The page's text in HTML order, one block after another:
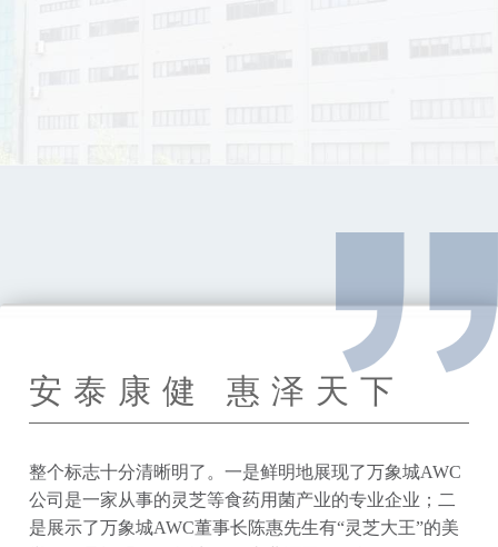
安泰康健 惠泽天下
整个标志十分清晰明了。一是鲜明地展现了万象城AWC
公司是一家从事的灵芝等食药用菌产业的专业企业；二
是展示了万象城AWC董事长陈惠先生有“灵芝大王”的美